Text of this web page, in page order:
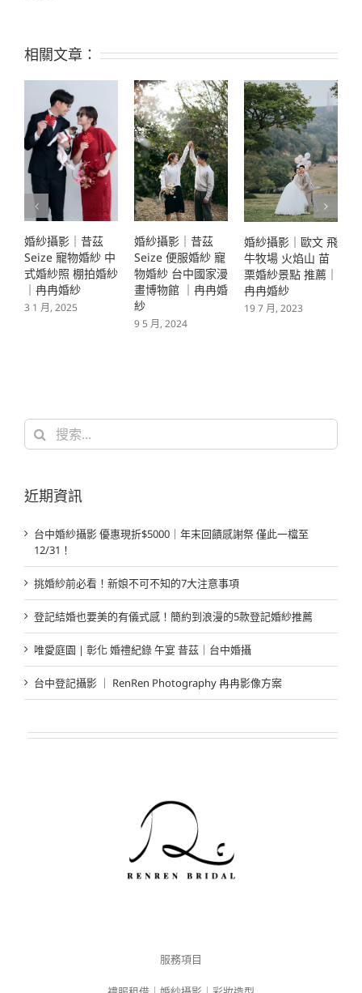
相關文章：
婚紗攝影｜昔茲
Seize 寵物婚紗 中
式婚紗照 棚拍婚紗
｜冉冉婚紗
3 1 月, 2025
婚紗攝影｜昔茲
Seize 便服婚紗 寵
物婚紗 台中國家漫
畫博物館 ｜冉冉婚
紗
9 5 月, 2024
婚紗攝影｜歐文 飛
牛牧場 火焰山 苗
栗婚紗景點 推薦｜
冉冉婚紗
19 7 月, 2023
搜
近期資訊
台中婚紗攝影 優惠現折$5000｜年末回饋感謝祭 僅此一檔至
12/31！
挑婚紗前必看！新娘不可不知的7大注意事項
登記結婚也要美的有儀式感！簡約到浪漫的5款登記婚紗推薦
唯愛庭園 | 彰化 婚禮紀錄 午宴 昔茲｜台中婚攝
台中登記攝影 ｜ RenRen Photography 冉冉影像方案
服務項目